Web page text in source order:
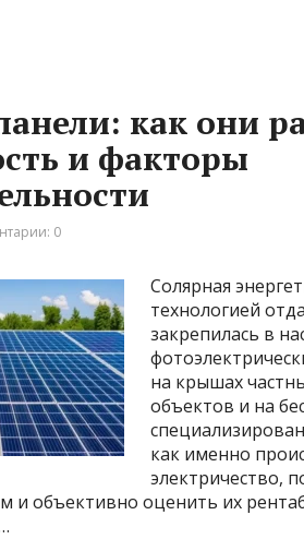
как они
и факторы
0
Солярная
технологией
закрепилась в
на крышах
объектов и на
как именно
электричество,
и объективно оценить их